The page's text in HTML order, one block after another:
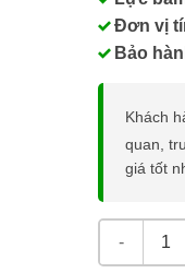
Đơn vị
Bảo
Khách
quan,
giá tốt
Máy Đục